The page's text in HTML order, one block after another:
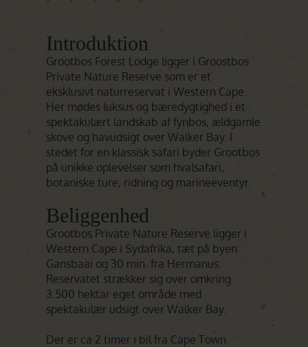
Introduktion
Grootbos Forest Lodge ligger i Groostbos
Private Nature Reserve som er et
eksklusivt naturreservat i Western Cape.
Her mødes luksus og bæredygtighed i et
spektakulært landskab af fynbos, ældgamle
skove og havudsigt over Walker Bay. I
stedet for en klassisk safari byder Grootbos
på unikke oplevelser som hvalsafari,
botaniske ture, ridning og marineeventyr.
Beliggenhed
Grootbos Private Nature Reserve ligger i
Western Cape i Sydafrika, tæt på byen
Gansbaai og 30 min. fra Hermanus.
Reservatet strækker sig over omkring
3.500 hektar eget område med
spektakulær udsigt over Walker Bay.
Der er ca 2 timer i bil fra Cape Town